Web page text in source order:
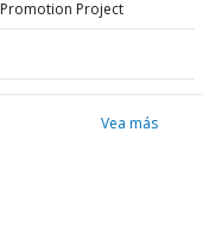
Promotion Project
Vea más